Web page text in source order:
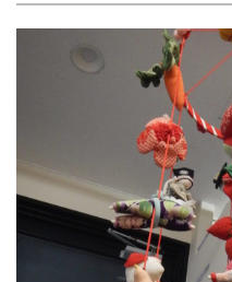
個人情報保護方針
まごのてグループ沿革
プライバシーポリシー
介護サービス